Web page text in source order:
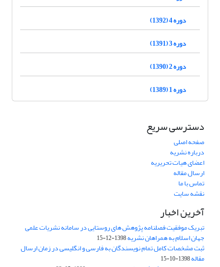
دوره 4 (1392)
دوره 3 (1391)
دوره 2 (1390)
دوره 1 (1389)
دسترسی سریع
صفحه اصلی
درباره نشریه
اعضای هیات تحریریه
ارسال مقاله
تماس با ما
نقشه سایت
آخرین اخبار
تبریک موفقیت فصلنامه پژوهش های روستایی در سامانه نشریات علمی
جهان اسلام به همراهان نشریه1398-12-15
ثبت مشخصات کامل تمام نویسندگان به فارسی و انگلیسی در زمان ارسال
مقاله1398-10-15